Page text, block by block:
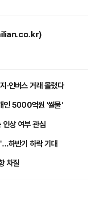
·인버스 거래 몰렸다
인 5000억원 '썰물'
상 여부 관심
하반기 하락 기대
차질